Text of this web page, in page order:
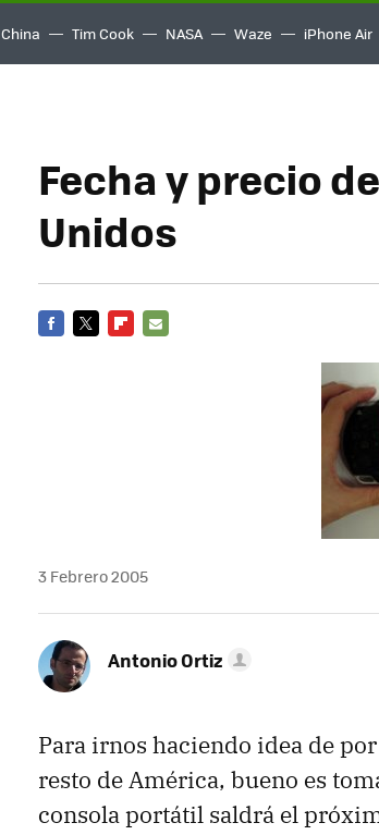
China Tim Cook NASA Waze iPhone Air
Fecha y precio
Unidos
3 Febrero 2005
Antonio Ortiz
Para irnos haciendo idea de
resto de América, bueno es
consola portátil saldrá el